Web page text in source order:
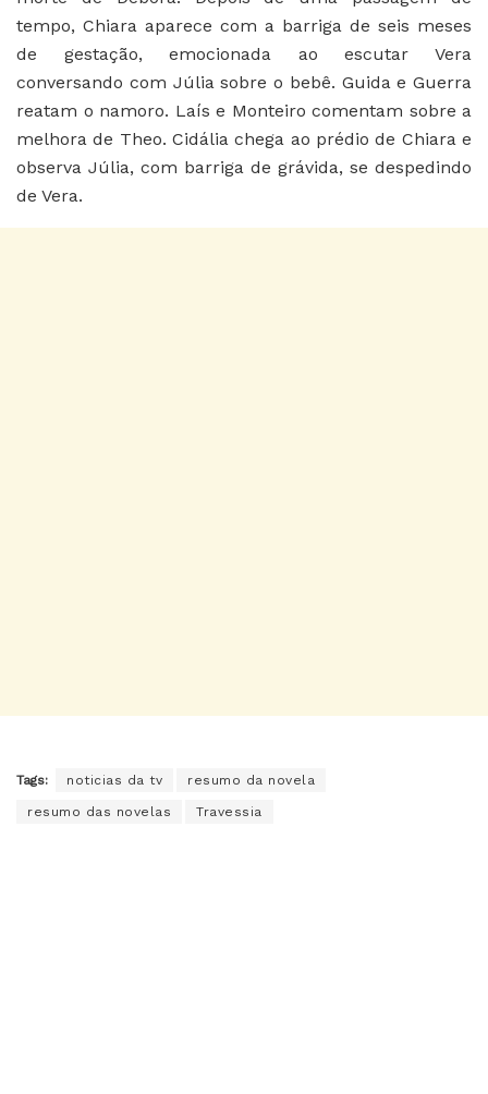
tempo, Chiara aparece com a barriga de seis meses
de gestação, emocionada ao escutar Vera
conversando com Júlia sobre o bebê. Guida e Guerra
reatam o namoro. Laís e Monteiro comentam sobre a
melhora de Theo. Cidália chega ao prédio de Chiara e
observa Júlia, com barriga de grávida, se despedindo
de Vera.
Tags: noticias da tv resumo da novela
resumo das novelas Travessia